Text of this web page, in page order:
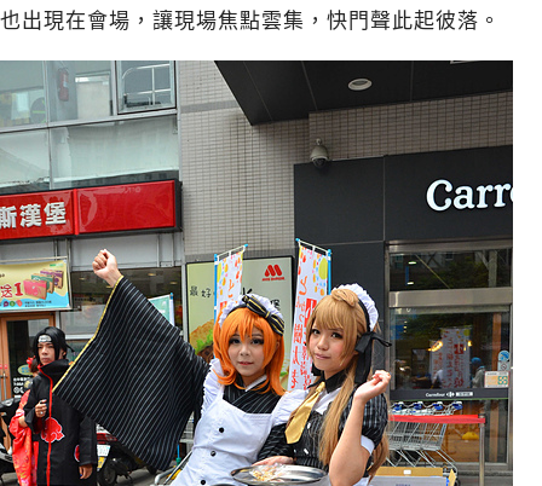
也出現在會場，讓現場焦點雲集，快門聲此起彼落。